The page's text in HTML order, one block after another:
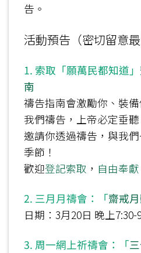
告。
活動預告（密切留意
1. 索取 「願萬民都知道」
南
禱告指南會激勵你、裝
我們禱告，上帝必定垂聽
邀請你透過禱告，與我
季節！
歡迎登記索取 ， 自由奉獻
2. 三月月禱會：「齋戒
日期：3月20日 晚上7:30-
3. 周一網上祈禱會：「